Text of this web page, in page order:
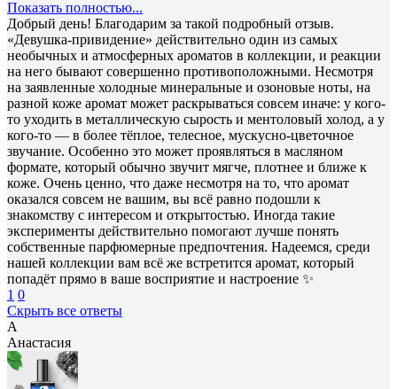
Показать полностью...
Добрый день! Благодарим за такой подробный отзыв.
«Девушка-привидение» действительно один из самых
необычных и атмосферных ароматов в коллекции, и реакции
на него бывают совершенно противоположными. Несмотря
на заявленные холодные минеральные и озоновые ноты, на
разной коже аромат может раскрываться совсем иначе: у кого-
то уходить в металлическую сырость и ментоловый холод, а у
кого-то — в более тёплое, телесное, мускусно-цветочное
звучание. Особенно это может проявляться в масляном
формате, который обычно звучит мягче, плотнее и ближе к
коже. Очень ценно, что даже несмотря на то, что аромат
оказался совсем не вашим, вы всё равно подошли к
знакомству с интересом и открытостью. Иногда такие
эксперименты действительно помогают лучше понять
собственные парфюмерные предпочтения. Надеемся, среди
нашей коллекции вам всё же встретится аромат, который
попадёт прямо в ваше восприятие и настроение ✨
1 0
Скрыть все ответы
А
Анастасия